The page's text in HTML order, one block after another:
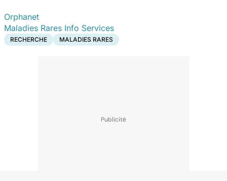
Orphanet
Maladies Rares Info Services
RECHERCHE MALADIES RARES